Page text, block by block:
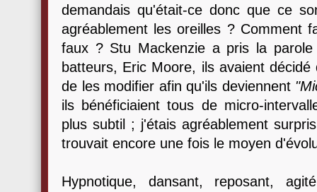
demandais qu'était-ce donc que ce
agréablement les oreilles ? Comment
faux ? Stu Mackenzie a pris la
batteurs, Eric Moore, ils avaient
de les modifier afin qu'ils deviennent
ils bénéficiaient tous de micro-
plus subtil ; j'étais agréablement
trouvait encore une fois le moyen
Hypnotique, dansant, reposant,